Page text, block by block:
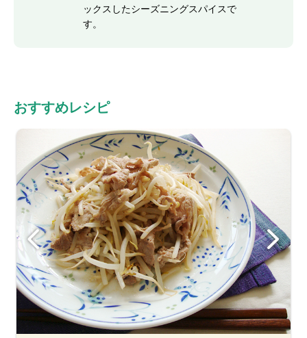
ックスしたシーズニングスパイスで
す。
おすすめレシピ